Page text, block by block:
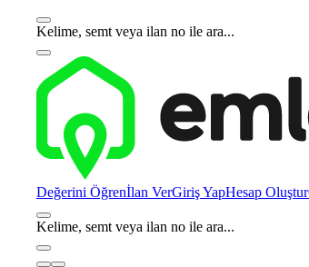
Kelime, semt veya ilan no ile ara...
Değerini Öğrenİlan VerGiriş YapHesap Oluştur
Kelime, semt veya ilan no ile ara...